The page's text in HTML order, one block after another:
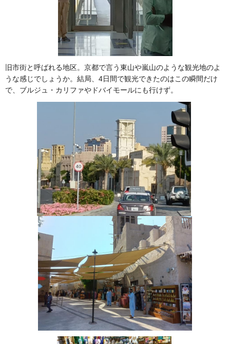
旧市街と呼ばれる地区。京都で言う東山や嵐山のような観光地のよ
うな感じでしょうか。結局、4日間で観光できたのはこの瞬間だけ
で、ブルジュ・カリファやドバイモールにも行けず。